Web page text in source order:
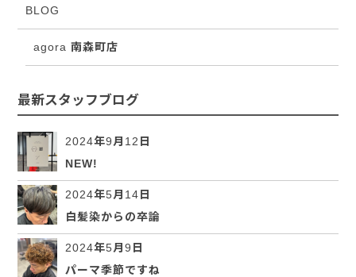
BLOG
agora 南森町店
最新スタッフブログ
2024年9月12日
NEW!
2024年5月14日
白髪染からの卒論
2024年5月9日
パーマ季節ですね